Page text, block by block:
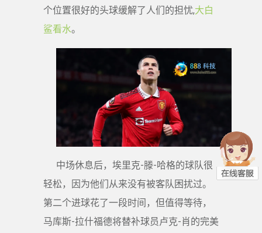
个位置很好的头球缓解了人们的担忧,大白
鲨看水。
中场休息后，埃里克-滕-哈格的球队很
轻松，因为他们从来没有被客队困扰过。
第二个进球花了一段时间，但值得等待，
马库斯-拉什福德将替补球员卢克-肖的完美